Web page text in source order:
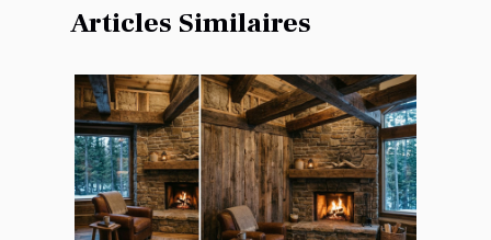
Articles Similaires